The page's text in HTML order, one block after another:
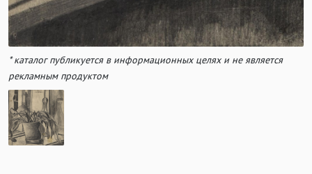
* каталог публикуется в информационных целях и не является
рекламным продуктом